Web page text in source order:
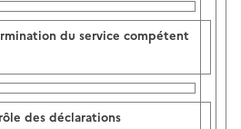
du service compétent
des déclarations